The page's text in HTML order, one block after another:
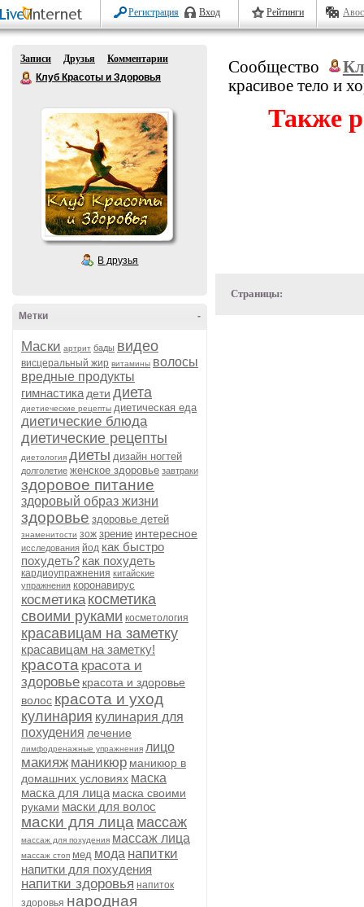
Регистрация Вход Рейтинги
Записи Друзья
Комментарии
Клуб Красоты и Здоровья
В друзья
-
Метки
Маски артрит бады видео
висцеральный жир витамины волосы
вредные продукты
гимнастика дети диета
диетиеческие рецепты диетическая еда
диетические блюда
диетические рецепты
диетология диеты дизайн ногтей
долголетие женское здоровье завтраки
здоровое питание
здоровый образ жизни
здоровье здоровье детей
знаменитости зож зрение интересное
исследования йод как быстро
похудеть? как похудеть
кардиоупражнения китайские
упражнения коронавирус
косметика косметика
своими руками косметология
красавицам на заметку
красавицам на заметку!
красота красота и
здоровье красота и здоровье
волос красота и уход
кулинария кулинария для
похудения лечение
лимфодренажные упражнения лицо
макияж маникюр маникюр в
домашних условиях маска
маска для лица маска своими
руками маски для волос
маски для лица массаж
массаж для похудения массаж лица
массаж стоп мед мода напитки
напитки для похудения
напитки здоровья напиток
здоровья народная
Сообщество
красивое тело и
Также
Страницы: